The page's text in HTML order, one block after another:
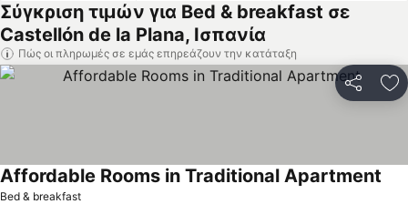
Σύγκριση τιμών για Bed & breakfast σε
Castellón de la Plana, Ισπανία
Πώς οι πληρωμές σε εμάς επηρεάζουν την κατάταξη
Bed & breakfast
Affordable Rooms in Traditional Apartment